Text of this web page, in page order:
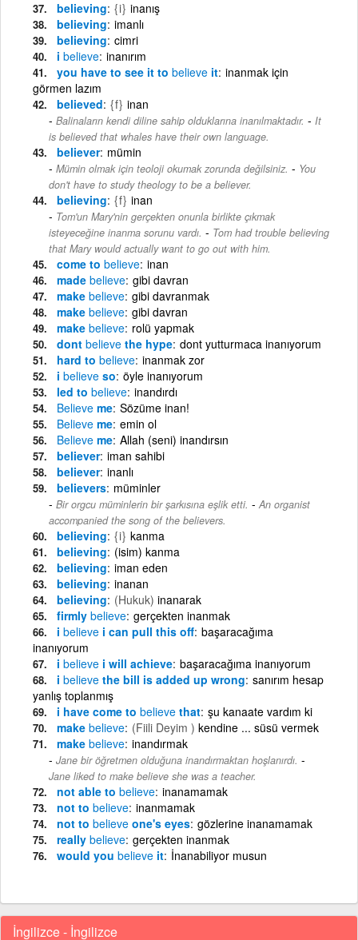
believing {i} inanış
believing imanlı
believing cimri
i believe inanırım
you have to see it to believe it inanmak için
görmen lazım
believed {f} inan
Balinaların kendi diline sahip olduklarına inanılmaktadır. - It
is believed that whales have their own language.
believer mümin
Mümin olmak için teoloji okumak zorunda değilsiniz. - You
don't have to study theology to be a believer.
believing {f} inan
Tom'un Mary'nin gerçekten onunla birlikte çıkmak
isteyeceğine inanma sorunu vardı. - Tom had trouble believing
that Mary would actually want to go out with him.
come to believe inan
made believe gibi davran
make believe gibi davranmak
make believe gibi davran
make believe rolü yapmak
dont believe the hype dont yutturmaca inanıyorum
hard to believe inanmak zor
i believe so öyle inanıyorum
led to believe inandırdı
Believe me Sözüme inan!
Believe me emin ol
Believe me Allah (seni) inandırsın
believer iman sahibi
believer inanlı
believers müminler
Bir orgcu müminlerin bir şarkısına eşlik etti. - An organist
accompanied the song of the believers.
believing {i} kanma
believing (isim) kanma
believing iman eden
believing inanan
believing (Hukuk) inanarak
firmly believe gerçekten inanmak
i believe i can pull this off başaracağıma
inanıyorum
i believe i will achieve başaracağıma inanıyorum
i believe the bill is added up wrong sanırım hesap
yanlış toplanmış
i have come to believe that şu kanaate vardım ki
make believe (Fiili Deyim ) kendine ... süsü vermek
make believe inandırmak
Jane bir öğretmen olduğuna inandırmaktan hoşlanırdı. -
Jane liked to make believe she was a teacher.
not able to believe inanamamak
not to believe inanmamak
not to believe one's eyes gözlerine inanamamak
really believe gerçekten inanmak
would you believe it İnanabiliyor musun
İngilizce - İngilizce